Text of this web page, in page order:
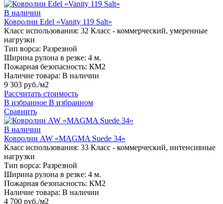
В наличии
Ковролин Edel «Vanity 119 Salt»
Класс использования: 32 Класс - коммерческий, умеренные
нагрузки
Тип ворса: Разрезной
Ширина рулона в резке: 4 м.
Пожарная безопасность: КМ2
Наличие товара: В наличии
9 303 руб./м2
Рассчитать стоимость
В избранное В избранном
Сравнить
В наличии
Ковролин AW «MAGMA Suede 34»
Класс использования: 33 Класс - коммерческий, интенсивные
нагрузки
Тип ворса: Разрезной
Ширина рулона в резке: 4 м.
Пожарная безопасность: КМ2
Наличие товара: В наличии
4 700 руб./м2